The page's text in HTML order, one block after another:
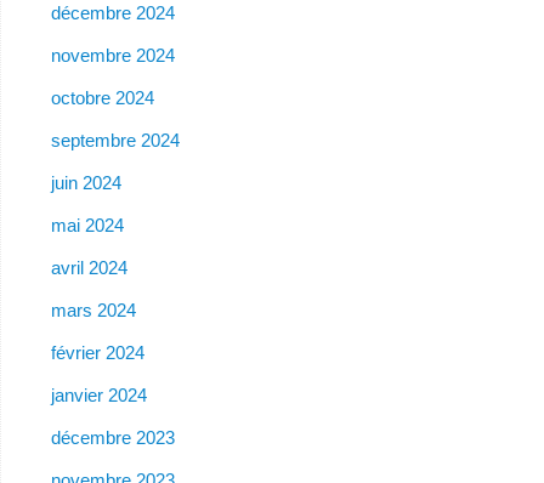
décembre 2024
novembre 2024
octobre 2024
septembre 2024
juin 2024
mai 2024
avril 2024
mars 2024
février 2024
janvier 2024
décembre 2023